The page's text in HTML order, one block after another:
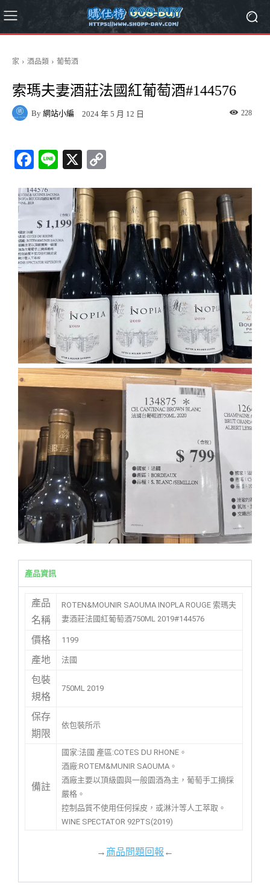
家 酒品類 葡萄酒
索瑪夫妻酒莊法國紅葡萄酒#144576
By 網站小編 2024 年 5 月 12 日 228
Fa
bo
ok
Li
X
Li
nk
產品資訊
產品
名稱
ROTEN&MOUNIR SAOUMA INOPLA ROUGE 索瑪夫
妻酒莊法國紅葡萄酒750ML 2019#144576
價格 1199
產地 法國
包裝
規格
750ML 2019
保存
期限
依包裝所示
備註
國家:法國 產區:COTES DU RHONE。
酒廠:ROTEM&MUNIR SAOUMA。
酒廠主要以頂級園與一般園酒為主，葡萄手工摘採
嚴格。
控制品質不使用任何採皮，或淋汁等人工萃取。
WINE SPECTATOR 92PTS(2019)
→商品問題回報←